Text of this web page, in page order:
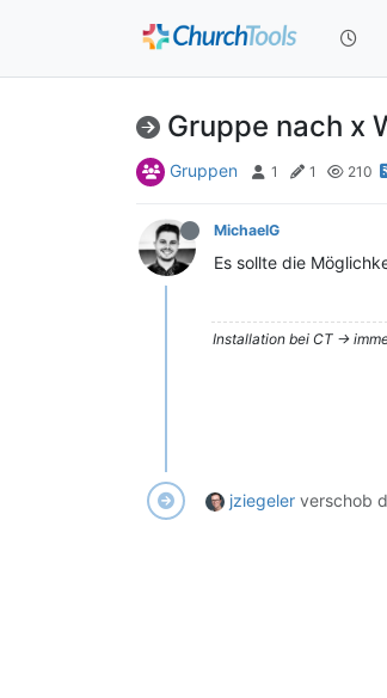
Gruppe nach x
Gruppen 1 1 210
MichaelG
Es sollte die
Installation bei CT ->
jziegeler verschob